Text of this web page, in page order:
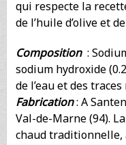
qui respecte la
de l’huile d’olive et
Composition:
sodium hydroxide
de l’eau et des
Fabrication: A
Val-de-Marne (94).
chaud traditionnelle,